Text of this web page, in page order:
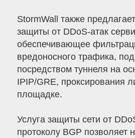
StormWall также
защиты от DDoS-атак
обеспечивающее
вредоносного трафика,
посредством туннеля на
IPIP/GRE, проксирования
площадке.
Услуга защиты сети от
протоколу BGP позволяет